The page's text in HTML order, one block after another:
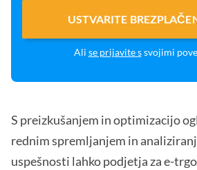
USTVARITE
Ali se prijavite ssvojimi
S preizkušanjem in optimizacijo
rednim spremljanjem in
uspešnosti lahko podjetja za e-